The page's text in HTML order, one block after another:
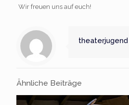
Wir freuen uns auf euch!
theaterjugend
Ähnliche Beiträge